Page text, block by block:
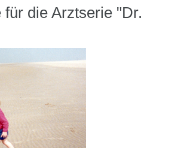
für die Arztserie "Dr.